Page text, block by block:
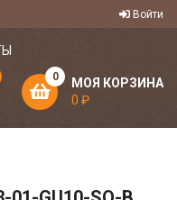
Войти
0
МОЯ КОРЗИНА
0 ₽